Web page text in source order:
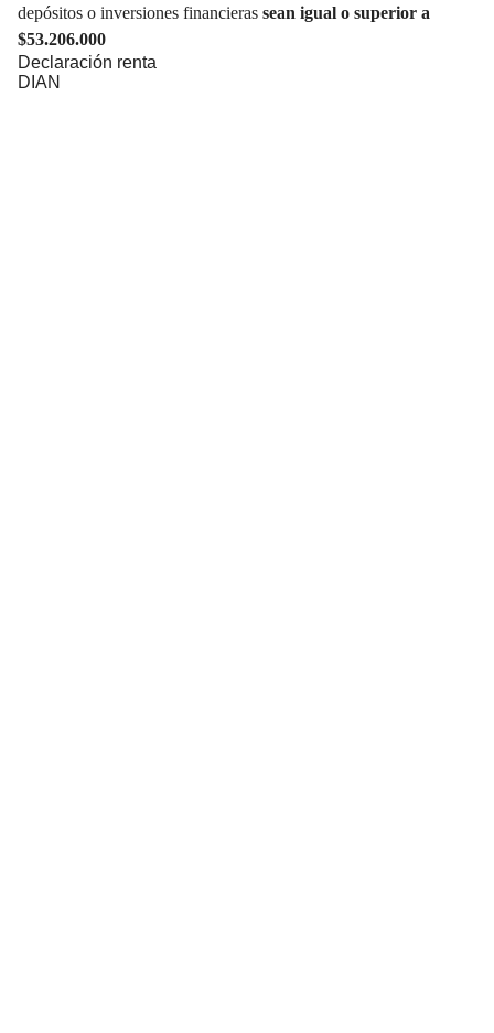
depósitos o inversiones financieras sean igual o superior a
$53.206.000
Declaración renta
DIAN